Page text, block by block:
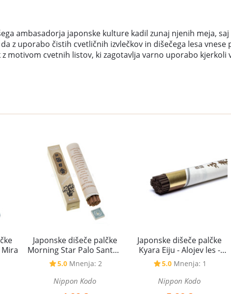
ambasadorja japonske kulture kadil zunaj njenih meja,
z uporabo čistih cvetličnih izvlečkov in dišečega lesa vnese
motivom cvetnih listov, ki zagotavlja varno uporabo kjerkoli
Japonske dišeče palčke
Morning Star Palo Santo -
Sveti les
5.0 Mnenja: 2
Nippon Kodo
Japonske dišeče palčke
Kyara Eiju - Alojev les -
rolica
5.0 Mnenja: 1
Nippon Kodo